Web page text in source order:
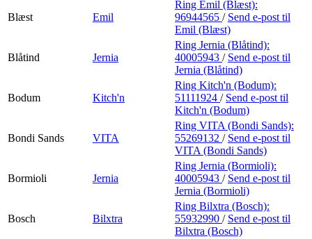
Blæst Emil
Ring Emil (Blæst):
96944565 / Send e-post til
Emil (Blæst)
Blåtind Jernia
Ring Jernia (Blåtind):
40005943 / Send e-post til
Jernia (Blåtind)
Bodum Kitch'n
Ring Kitch'n (Bodum):
51111924 / Send e-post til
Kitch'n (Bodum)
Bondi Sands VITA
Ring VITA (Bondi Sands):
55269132 / Send e-post til
VITA (Bondi Sands)
Bormioli Jernia
Ring Jernia (Bormioli):
40005943 / Send e-post til
Jernia (Bormioli)
Bosch Bilxtra
Ring Bilxtra (Bosch):
55932990 / Send e-post til
Bilxtra (Bosch)